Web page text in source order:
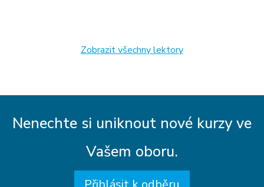
Zobrazit všechny lektory
Nenechte si uniknout nové kurzy ve
Vašem oboru.